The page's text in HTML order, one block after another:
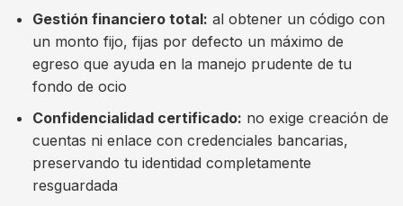
Gestión financiero total: al obtener un código con
un monto fijo, fijas por defecto un máximo de
egreso que ayuda en la manejo prudente de tu
fondo de ocio
Confidencialidad certificado: no exige creación de
cuentas ni enlace con credenciales bancarias,
preservando tu identidad completamente
resguardada